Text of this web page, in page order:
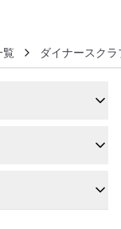
グリーン大阪 ショ
覧 ダイナースク